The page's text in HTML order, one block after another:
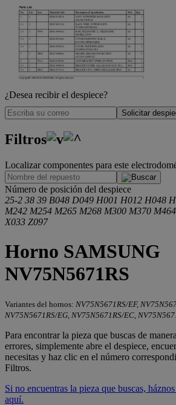
¿Desea recibir el despiece?
Solicitar
Filtros
Localizar componentes para este
Número de posición del despiece
25-2 38 39 B048 D049 H001 H012 H048
M242 M254 M265 M268 M300 M370 M464
X033 Z097
Horno SAMSUNG
NV75N5671RS
Variantes del hornos: NV75N5671RS/EF,
NV75N5671RS/EG, NV75N5671RS/EC,
Para encontrar la pieza que buscas de
errores, simplemente abre el despiece,
necesitas y haz clic en el número
Filtros.
Si no encuentras la pieza que buscas,
aquí.